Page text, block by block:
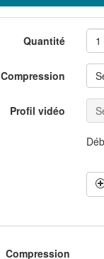
Quantité
Compression
Profil vidéo
Compression